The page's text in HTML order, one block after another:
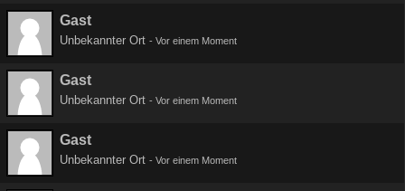
Gast
Unbekannter Ort - Vor einem Moment
Gast
Unbekannter Ort - Vor einem Moment
Gast
Unbekannter Ort - Vor einem Moment